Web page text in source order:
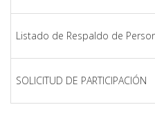
Listado de Respaldo de
SOLICITUD DE PARTICIPACIÓN